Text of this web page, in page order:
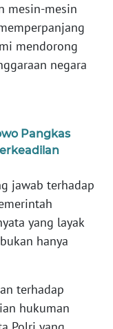
mesin-mesin
mendorong
negara
Pangkas
jawab terhadap
yang layak
hanya
terhadap
hukuman